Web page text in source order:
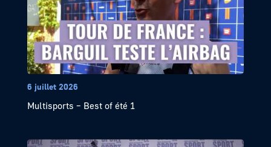
6 juillet 2026
Multisports – Best of été 1